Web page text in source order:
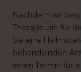
Nachdem wir
Therapeutin für
Sie eine
behandelnden
einen Termin für